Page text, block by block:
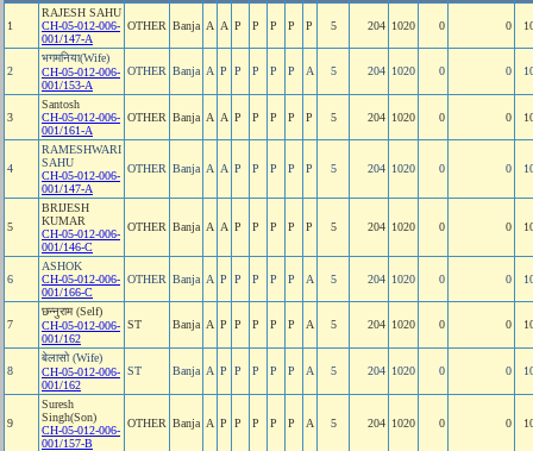
1
RAJESH SAHU
CH-05-012-006-
001/147-A
OTHER Banja A A P P P P P 5 204 1020 0 0
2
भगमनिया(Wife)
CH-05-012-006-
001/153-A
OTHER Banja A P P P P P A 5 204 1020 0 0
3
Santosh
CH-05-012-006-
001/161-A
OTHER Banja A A P P P P P 5 204 1020 0 0
4
RAMESHWARI
SAHU
CH-05-012-006-
001/147-A
OTHER Banja A A P P P P P 5 204 1020 0 0
5
BRIJESH
KUMAR
CH-05-012-006-
001/146-C
OTHER Banja A A P P P P P 5 204 1020 0 0
6
ASHOK
CH-05-012-006-
001/166-C
OTHER Banja A P P P P P A 5 204 1020 0 0
7
छन्‍नुराम (Self)
CH-05-012-006-
001/162
ST Banja A P P P P P A 5 204 1020 0 0
8
बेलासो (Wife)
CH-05-012-006-
001/162
ST Banja A P P P P P A 5 204 1020 0 0
9
Suresh
Singh(Son)
CH-05-012-006-
001/157-B
OTHER Banja A P P P P P A 5 204 1020 0 0